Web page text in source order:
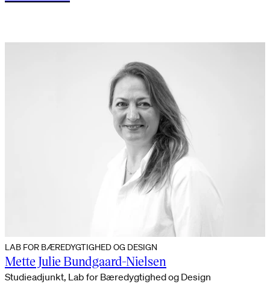
LAB FOR BÆREDYGTIGHED OG DESIGN
Mette Julie Bundgaard-Nielsen
Studieadjunkt, Lab for Bæredygtighed og Design